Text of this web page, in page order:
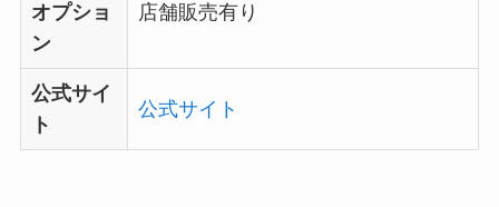
オプショ
ン
店舗販売有り
公式サイ
ト
公式サイト